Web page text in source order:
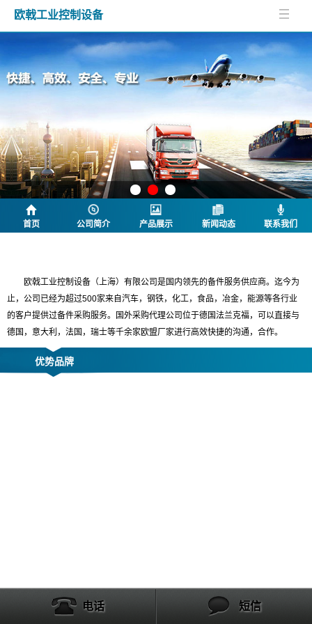
欧戟工业控制设备
首页 公司简介 产品展示 新闻动态 联系我们
欧戟工业控制设备（上海）有限公司是国内领先的备件服务供应商。迄今为
止，公司已经为超过500家来自汽车，钢铁，化工，食品，冶金，能源等各行业
的客户提供过备件采购服务。国外采购代理公司位于德国法兰克福，可以直接与
德国，意大利，法国，瑞士等千余家欧盟厂家进行高效快捷的沟通，合作。
优势品牌
电话 短信